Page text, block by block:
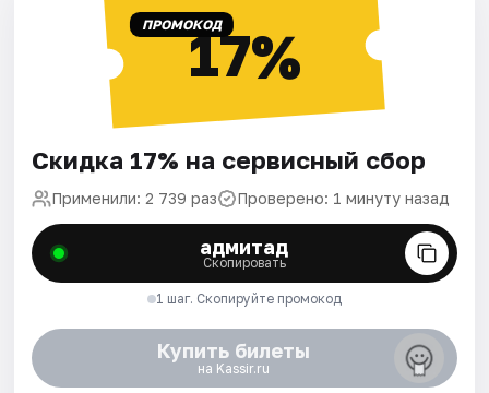
ПРОМОКОД17%
Скидка 17% на сервисный сбор
Применили: 2 739 раз Проверено: 1 минуту назад
адмитад
Скопировать
1 шаг. Скопируйте промокод
Купить билеты
на Kassir.ru